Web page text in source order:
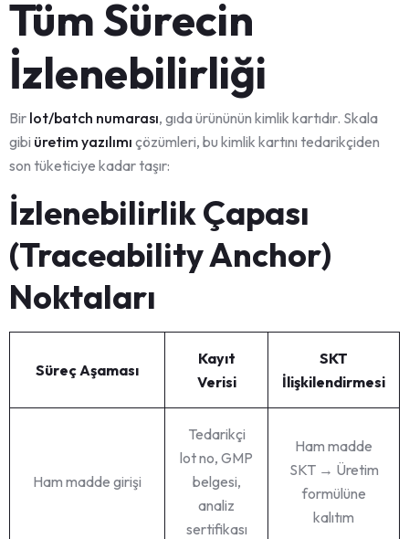
Tüm Sürecin
İzlenebilirliği
Bir lot/batch numarası, gıda ürününün kimlik kartıdır. Skala
gibi üretim yazılımı çözümleri, bu kimlik kartını tedarikçiden
son tüketiciye kadar taşır:
İzlenebilirlik Çapası
(Traceability Anchor)
Noktaları
Süreç Aşaması
Kayıt
Verisi
SKT
İlişkilendirmesi
Ham madde girişi
Tedarikçi
lot no, GMP
belgesi,
analiz
sertifikası
Ham madde
SKT → Üretim
formülüne
kalıtım